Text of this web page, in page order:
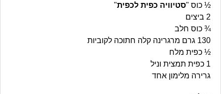
½ כוס "סטיוויה כפית לכפית"
2 ביצים
¾ כוס חלב
130 גרם מרגרינה קלה חתוכה לקוביות
½ כפית מלח
1 כפית תמצית וניל
גרירה מלימון אחד